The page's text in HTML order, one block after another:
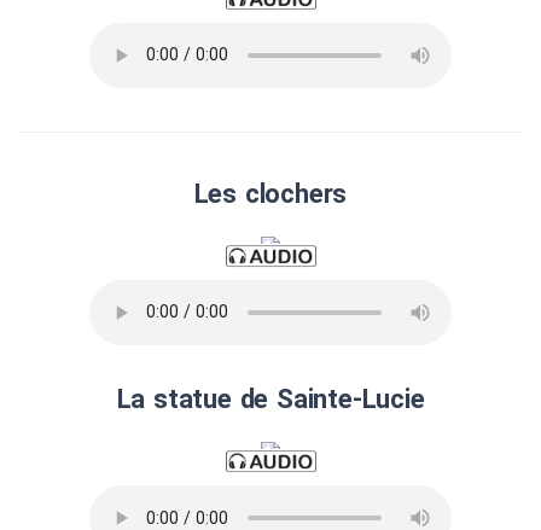
Les clochers
La statue de Sainte-Lucie